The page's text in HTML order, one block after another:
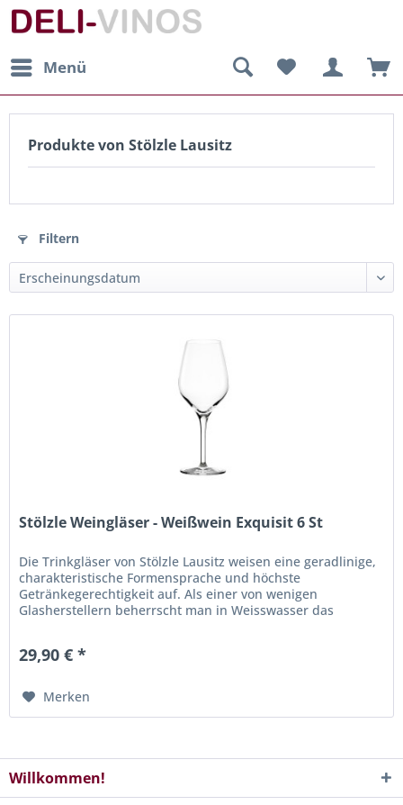
Menü
Produkte von Stölzle Lausitz
Filtern
Stölzle Weingläser - Weißwein Exquisit 6 St
Die Trinkgläser von Stölzle Lausitz weisen eine geradlinige,
charakteristische Formensprache und höchste
Getränkegerechtigkeit auf. Als einer von wenigen
Glasherstellern beherrscht man in Weisswasser das
29,90 € *
Merken
Willkommen!